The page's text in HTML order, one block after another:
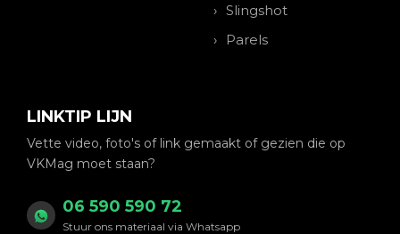
Slingshot
Parels
LINKTIP LIJN
Vette video, foto's of link gemaakt of gezien die op
VKMag moet staan?
06 590 590 72
Stuur ons materiaal via Whatsapp